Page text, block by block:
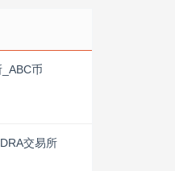
币
交易所